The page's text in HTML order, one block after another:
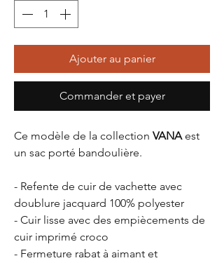
Ajouter au panier
Commander et payer
Ce modèle de la collection VANAest
un sac porté bandoulière.
- Refente de cuir de vachette avec
doublure jacquard 100% polyester
- Cuir lisse avec des empiècements de
cuir imprimé croco
- Fermeture rabat à aimant et